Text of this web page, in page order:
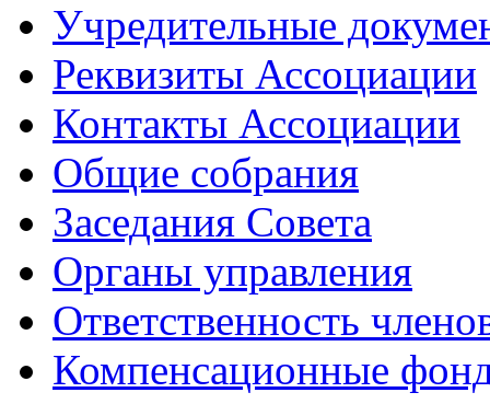
Учредительные
Реквизиты Ассоциации
Контакты Ассоциации
Общие собрания
Заседания Совета
Органы управления
Ответственность
Компенсационные